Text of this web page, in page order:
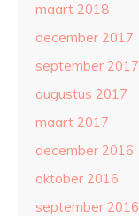
maart 2018
december 2017
september 2017
augustus 2017
maart 2017
december 2016
oktober 2016
september 2016